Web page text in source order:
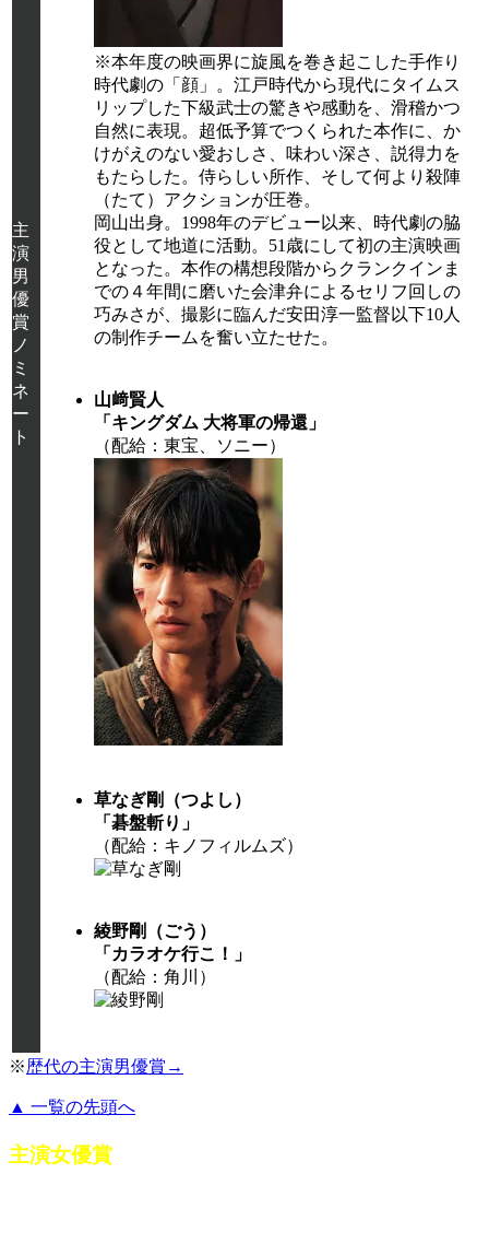
主
演
男
優
賞
ノ
ミ
ネ
ー
ト
※本年度の映画界に旋風を巻き起こした手作り
時代劇の「顔」。江戸時代から現代にタイムス
リップした下級武士の驚きや感動を、滑稽かつ
自然に表現。超低予算でつくられた本作に、か
けがえのない愛おしさ、味わい深さ、説得力を
もたらした。侍らしい所作、そして何より殺陣
（たて）アクションが圧巻。
岡山出身。1998年のデビュー以来、時代劇の脇
役として地道に活動。51歳にして初の主演映画
となった。本作の構想段階からクランクインま
での４年間に磨いた会津弁によるセリフ回しの
巧みさが、撮影に臨んだ安田淳一監督以下10人
の制作チームを奮い立たせた。
山﨑賢人
「キングダム 大将軍の帰還」
（配給：東宝、ソニー）
草なぎ剛（つよし）
「碁盤斬り」
（配給：キノフィルムズ）
綾野剛（ごう）
「カラオケ行こ！」
（配給：角川）
※歴代の主演男優賞→
▲ 一覧の先頭へ
主演女優賞